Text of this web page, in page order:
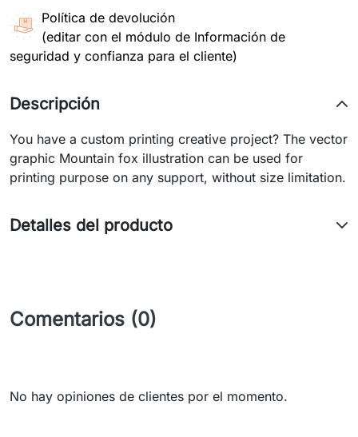
Política de devolución
(editar con el módulo de Información de
seguridad y confianza para el cliente)
Descripción
You have a custom printing creative project? The vector
graphic Mountain fox illustration can be used for
printing purpose on any support, without size limitation.
Detalles del producto
Comentarios (0)
No hay opiniones de clientes por el momento.